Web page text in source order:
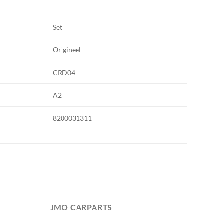
Set
Origineel
CRD04
A2
8200031311
JMO CARPARTS